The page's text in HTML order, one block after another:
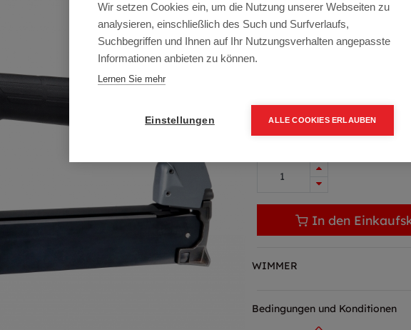
Artikelnummer:KFD40W
15-50 mm
750,48 € inkl. Mwst
In den
WIMMER
Bedingungen und Konditionen
Wir setzen Cookies ein, um die Nutzung unserer Webseiten zu
analysieren, einschließlich des Such und Surfverlaufs,
Suchbegriffen und Ihnen auf Ihr Nutzungsverhalten angepasste
Informationen anbieten zu können.
Lernen Sie mehr
Einstellungen ALLE COOKIES ERLAUBEN